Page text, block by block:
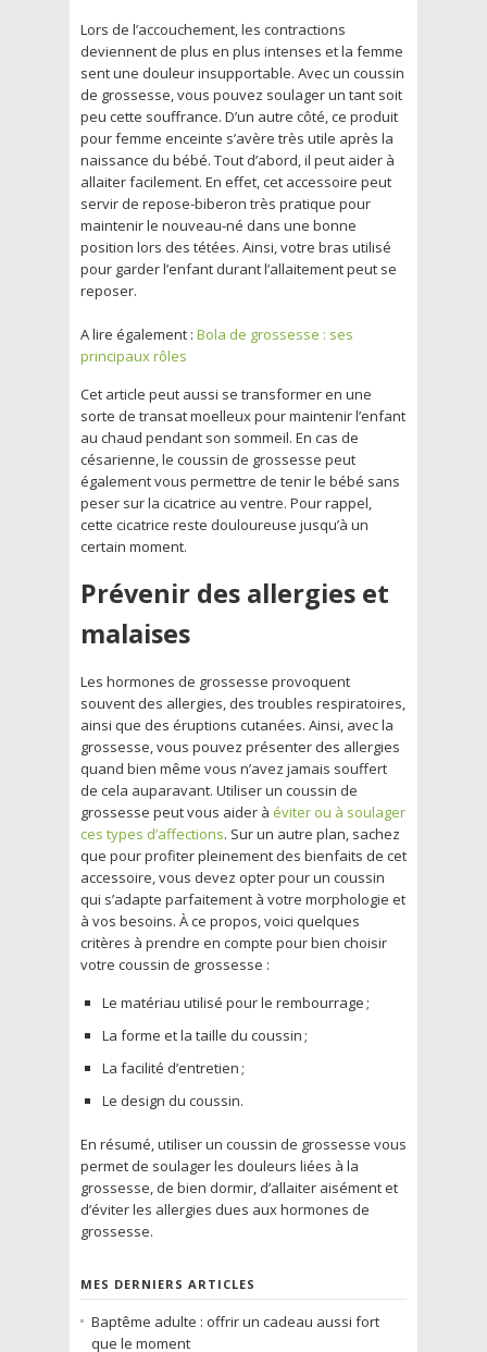
Lors de l’accouchement, les contractions
deviennent de plus en plus intenses et la femme
sent une douleur insupportable. Avec un coussin
de grossesse, vous pouvez soulager un tant soit
peu cette souffrance. D’un autre côté, ce produit
pour femme enceinte s’avère très utile après la
naissance du bébé. Tout d’abord, il peut aider à
allaiter facilement. En effet, cet accessoire peut
servir de repose-biberon très pratique pour
maintenir le nouveau-né dans une bonne
position lors des tétées. Ainsi, votre bras utilisé
pour garder l’enfant durant l’allaitement peut se
reposer.
A lire également : Bola de grossesse : ses
principaux rôles
Cet article peut aussi se transformer en une
sorte de transat moelleux pour maintenir l’enfant
au chaud pendant son sommeil. En cas de
césarienne, le coussin de grossesse peut
également vous permettre de tenir le bébé sans
peser sur la cicatrice au ventre. Pour rappel,
cette cicatrice reste douloureuse jusqu’à un
certain moment.
Prévenir des allergies et
malaises
Les hormones de grossesse provoquent
souvent des allergies, des troubles respiratoires,
ainsi que des éruptions cutanées. Ainsi, avec la
grossesse, vous pouvez présenter des allergies
quand bien même vous n’avez jamais souffert
de cela auparavant. Utiliser un coussin de
grossesse peut vous aider à éviter ou à soulager
ces types d’affections. Sur un autre plan, sachez
que pour profiter pleinement des bienfaits de cet
accessoire, vous devez opter pour un coussin
qui s’adapte parfaitement à votre morphologie et
à vos besoins. À ce propos, voici quelques
critères à prendre en compte pour bien choisir
votre coussin de grossesse :
Le matériau utilisé pour le rembourrage ;
La forme et la taille du coussin ;
La facilité d’entretien ;
Le design du coussin.
En résumé, utiliser un coussin de grossesse vous
permet de soulager les douleurs liées à la
grossesse, de bien dormir, d’allaiter aisément et
d’éviter les allergies dues aux hormones de
grossesse.
MES DERNIERS ARTICLES
Baptême adulte : offrir un cadeau aussi fort
que le moment